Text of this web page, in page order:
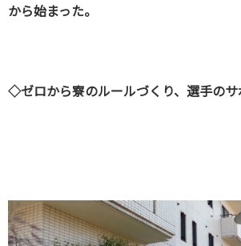
から始まった。
◇ゼロから寮のルールづくり、選手のサ